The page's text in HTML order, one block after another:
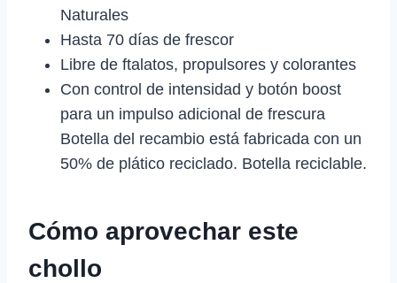
Naturales
Hasta 70 días de frescor
Libre de ftalatos, propulsores y colorantes
Con control de intensidad y botón boost
para un impulso adicional de frescura
Botella del recambio está fabricada con un
50% de plático reciclado. Botella reciclable.
Cómo aprovechar este
chollo